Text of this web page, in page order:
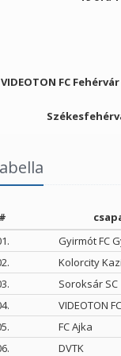
VIDEOTON FC Fehérvár
Gyirmót FC
Kolorcity
Soroksár SC
VIDEOTON
FC Ajka
DVTK